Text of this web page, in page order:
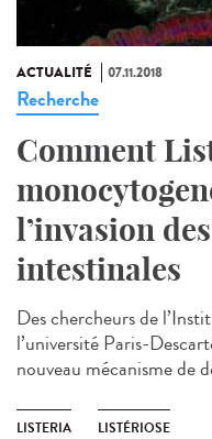
ACTUALITÉ 07.11.2018
Recherche
Comment
l’invasion
intestinales
Des chercheurs de
l’université Paris-
nouveau mécanisme de
LISTERIA LISTÉRIOSE